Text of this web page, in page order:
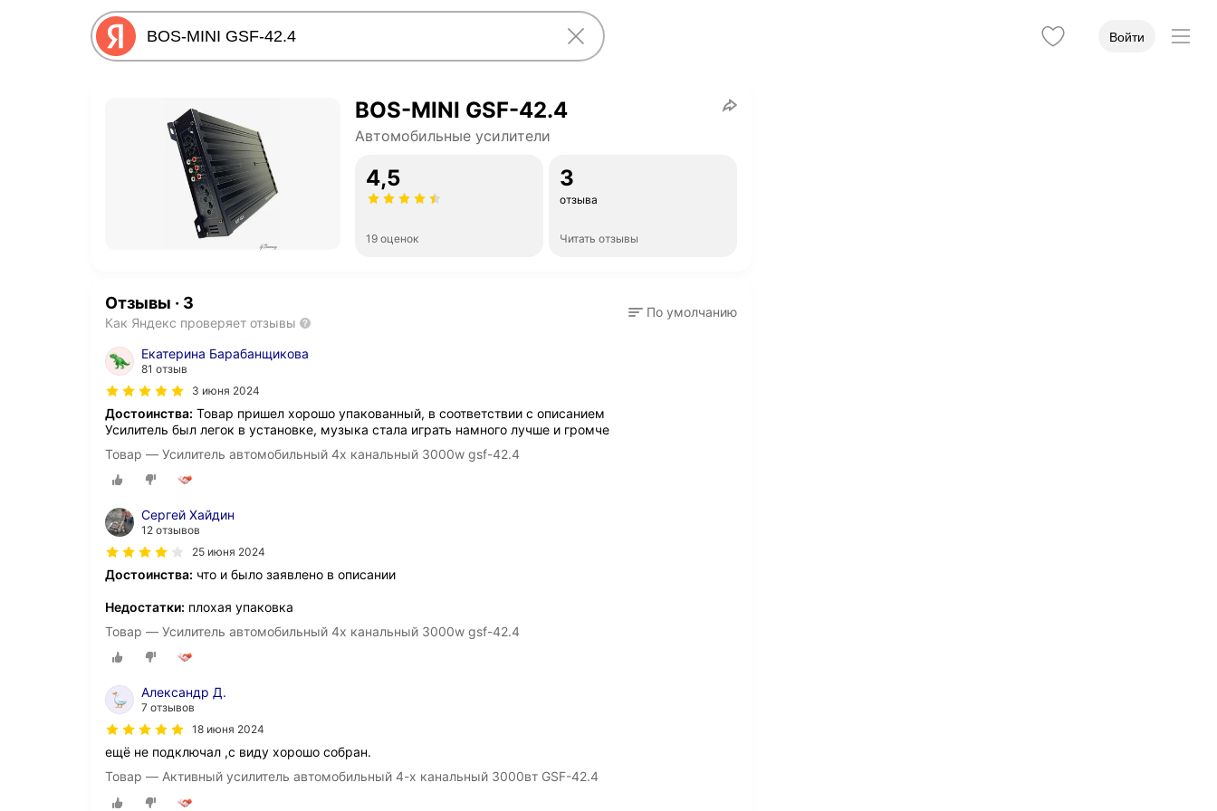
Войти
BOS-MINI GSF-42.4
Автомобильные усилители
4,5
19 оценок
3
отзыва
Читать отзывы
Отзывы · 3
Как Яндекс проверяет отзывы
По умолчанию
Екатерина Барабанщикова
81 отзыв
3 июня 2024
Достоинства: Товар пришел хорошо упакованный, в соответствии с описанием
Усилитель был легок в установке, музыка стала играть намного лучше и громче
Товар — Усилитель автомобильный 4х канальный 3000w gsf-42.4
Сергей Хайдин
12 отзывов
25 июня 2024
Достоинства: что и было заявлено в описании
Недостатки: плохая упаковка
Товар — Усилитель автомобильный 4х канальный 3000w gsf-42.4
Александр Д.
7 отзывов
18 июня 2024
ещё не подключал ,с виду хорошо собран.
Товар — Активный усилитель автомобильный 4-х канальный 3000вт GSF-42.4